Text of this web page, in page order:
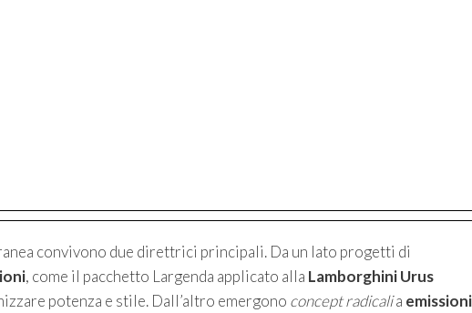
convivono due direttrici principali. Da un lato progetti di
, come il pacchetto Largenda applicato alla Lamborghini Urus
potenza e stile. Dall’altro emergono concept radicalia emissioni